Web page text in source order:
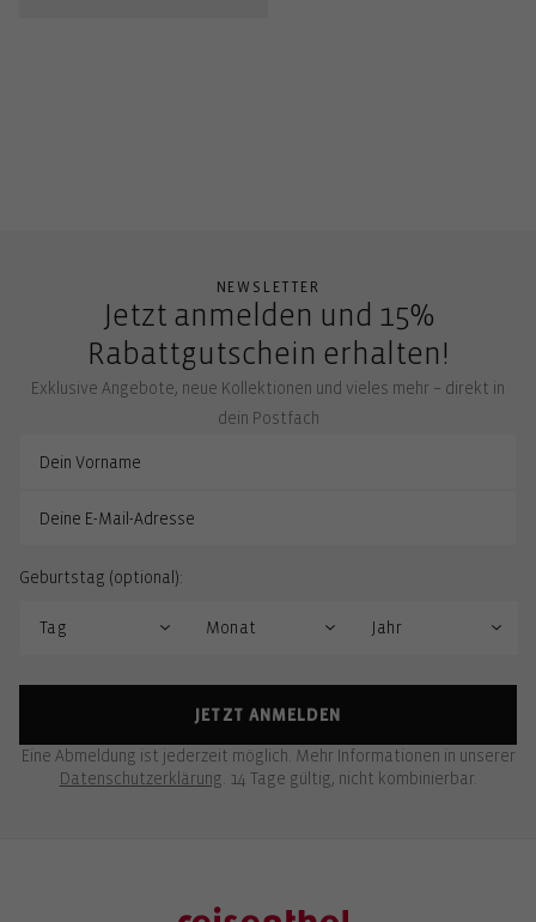
NEWSLETTER
Jetzt anmelden und 15%
Rabattgutschein erhalten!
Exklusive Angebote, neue Kollektionen und vieles mehr – direkt in
dein Postfach
Geburtstag (optional):
JETZT ANMELDEN
Eine Abmeldung ist jederzeit möglich. Mehr Informationen in unserer
Datenschutzerklärung. 14 Tage gültig, nicht kombinierbar.